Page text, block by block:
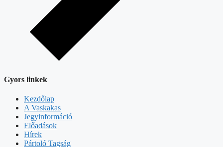
Gyors linkek
Kezdőlap
A Vaskakas
Jegyinformáció
Előadások
Hírek
Pártoló Tagság